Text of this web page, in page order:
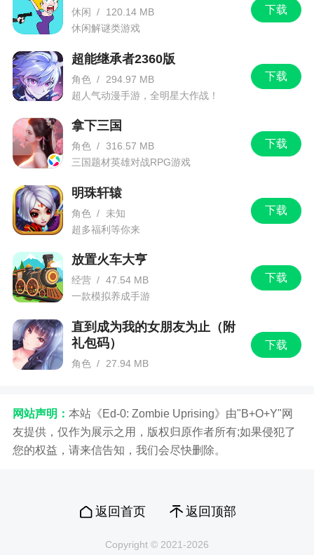
下载
休闲 /
120.14 MB
休闲解谜类游戏
下载
超能继承者2360版
角色 /
294.97 MB
超人气动漫手游，全明星大作战！
下载
拿下三国
角色 / 316.57 MB
三国题材英雄对战RPG游戏
下载
明珠轩辕
角色 /
未知
超多福利等你来
下载
放置火车大亨
经营 / 47.54 MB
一款模拟养成手游
下载
直到成为我的女朋友为止（附
礼包码）
角色 /
27.94 MB
网站声明： 本站《Ed-0: Zombie Uprising》由"B+O+Y"网
友提供，仅作为展示之用，版权归原作者所有;如果侵犯了
您的权益，请来信告知，我们会尽快删除。
返回首页 返回顶部
Copyright © 2021-2026